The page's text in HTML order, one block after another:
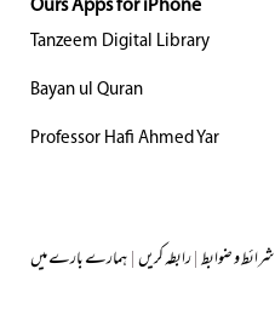
Ours Apps for iPhone
Tanzeem Digital Library
Bayan ul Quran
Professor Hafi Ahmed Yar
ہمارے بارے میں|رابطہ کریں|شرائط و ضوابط